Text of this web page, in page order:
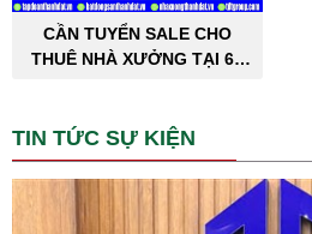
CẦN TUYỂN SALE CHO
THUÊ NHÀ XƯỞNG TẠI 63
TIN TỨC SỰ KIỆN